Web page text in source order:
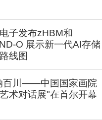
子发布zHBM和
O 展示新一代AI存储
线图
百川——中国国家画院
术对话展"在首尔开幕